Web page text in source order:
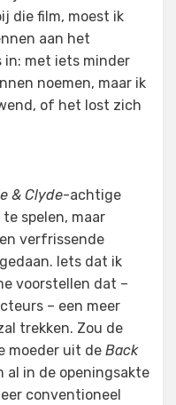
die film, moest ik
aan het
in: met iets minder
noemen, maar ik
of het lost zich
& Clyde-achtige
spelen, maar
verfrissende
Iets dat ik
voorstellen dat –
– een meer
trekken. Zou de
moeder uit de Back
al in de openingsakte
conventioneel